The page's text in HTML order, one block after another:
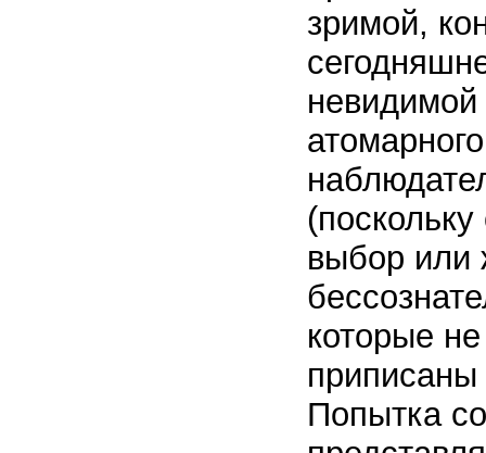
зримой,
выбор или
которые
приписаны
Попытка